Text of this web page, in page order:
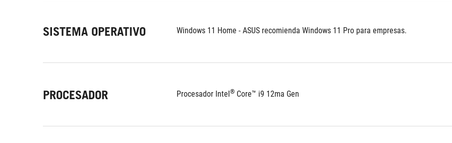
SISTEMA OPERATIVO Windows 11 Home - ASUS recomienda Windows 11 Pro para empresas.
PROCESADOR Procesador Intel®